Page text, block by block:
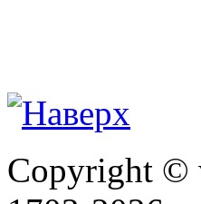
Copyright ©